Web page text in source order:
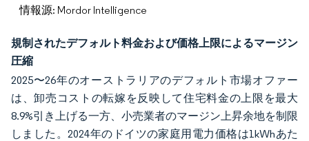
情報源: Mordor Intelligence
規制されたデフォルト料金および価格上限によるマージン
圧縮
2025〜26年のオーストラリアのデフォルト市場オファー
は、卸売コストの転嫁を反映して住宅料金の上限を最大
8.9%引き上げる一方、小売業者のマージン上昇余地を制限
しました。2024年のドイツの家庭用電力価格は1kWhあた